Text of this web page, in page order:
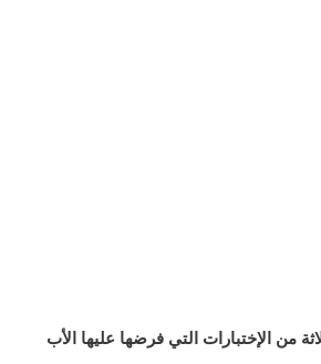
من الإختبارات التي فرضها عليها الأب